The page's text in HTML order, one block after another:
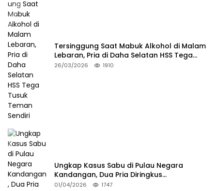
Tersinggung Saat Mabuk Alkohol di Malam
Lebaran, Pria di Daha Selatan HSS Tega
Tusuk Teman Sendiri
26/03/2026 1910
Ungkap Kasus Sabu di Pulau Negara
Kandangan, Dua Pria Diringkus
Satresnarkoba HSS
01/04/2026 1747